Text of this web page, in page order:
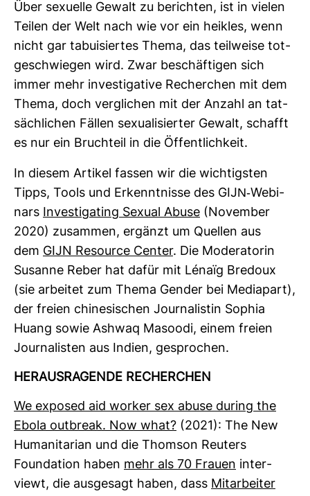
Über sexu­elle Gewalt zu berichten, ist in vielen
Teilen der Welt nach wie vor ein heikles, wenn
nicht gar tabui­siertes Thema, das teil­weise tot­
ge­schwiegen wird. Zwar beschäf­tigen sich
immer mehr inves­ti­ga­tive Recher­chen mit dem
Thema, doch ver­gli­chen mit der Anzahl an tat­
säch­li­chen Fällen sexua­li­sierter Gewalt, schafft
es nur ein Bruch­teil in die Öffent­lich­keit.
In diesem Artikel fassen wir die wich­tigsten
Tipps, Tools und Erkennt­nisse des GIJN-​Webi­
nars Inves­ti­ga­ting Sexual Abuse (November
2020) zusammen, ergänzt um Quellen aus
dem GIJN Resource Center. Die Mode­ra­torin
Susanne Reber hat dafür mit Lénaïg Bre­doux
(sie arbeitet zum Thema Gender bei Media­part),
der freien chi­ne­si­schen Jour­na­listin Sophia
Huang sowie Ashwaq Masoodi, einem freien
Jour­na­listen aus Indien, gespro­chen.
HER­AUS­RA­GENDE RECHER­CHEN
We exposed aid worker sex abuse during the
Ebola out­break. Now what? (2021): The New
Huma­ni­ta­rian und die Thomson Reu­ters
Founda­tion haben mehr als 70 Frauen inter­
viewt, die aus­ge­sagt haben, dass Mit­ar­beiter